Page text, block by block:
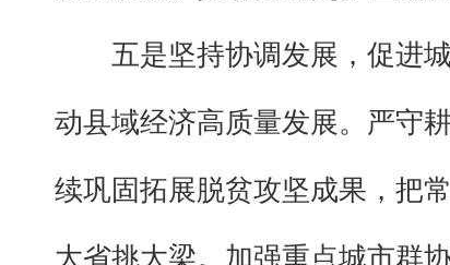
五是坚持协调发展，促进
动县域经济高质量发展。严守
续巩固拓展脱贫攻坚成果，把
大省挑大梁。加强重点城市群